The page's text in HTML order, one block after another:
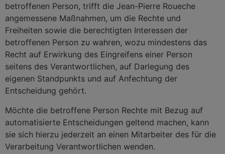
betroffenen Person, trifft die Jean-Pierre Roueche
angemessene Maßnahmen, um die Rechte und
Freiheiten sowie die berechtigten Interessen der
betroffenen Person zu wahren, wozu mindestens das
Recht auf Erwirkung des Eingreifens einer Person
seitens des Verantwortlichen, auf Darlegung des
eigenen Standpunkts und auf Anfechtung der
Entscheidung gehört.
Möchte die betroffene Person Rechte mit Bezug auf
automatisierte Entscheidungen geltend machen, kann
sie sich hierzu jederzeit an einen Mitarbeiter des für die
Verarbeitung Verantwortlichen wenden.